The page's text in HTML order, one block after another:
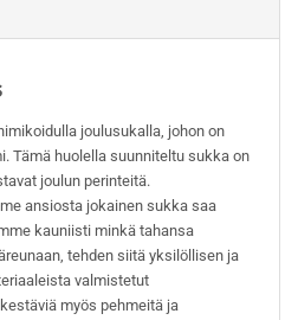
joulusukalla, johon on
Tämä huolella suunniteltu sukka on
joulun perinteitä.
ansiosta jokainen sukka saa
kauniisti minkä tahansa
tehden siitä yksilöllisen ja
valmistetut
myös pehmeitä ja